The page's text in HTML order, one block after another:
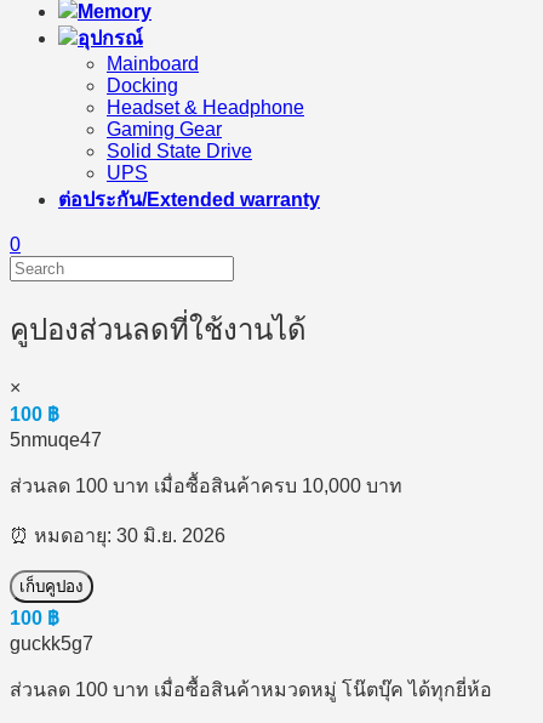
Memory
อุปกรณ์
Mainboard
Docking
Headset & Headphone
Gaming Gear
Solid State Drive
UPS
ต่อประกัน/Extended warranty
0
คูปองส่วนลดที่ใช้งานได้
×
100 ฿
5nmuqe47
ส่วนลด 100 บาท เมื่อซื้อสินค้าครบ 10,000 บาท
⏰ หมดอายุ: 30 มิ.ย. 2026
เก็บคูปอง
100 ฿
guckk5g7
ส่วนลด 100 บาท เมื่อซื้อสินค้าหมวดหมู่ โน๊ตบุ๊ค ได้ทุกยี่ห้อ